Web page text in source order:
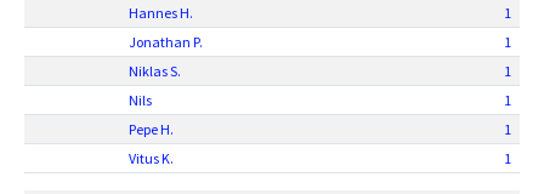
Hannes H.
1
Jonathan P.
1
Niklas S.
1
Nils
1
Pepe H.
1
Vitus K.
1